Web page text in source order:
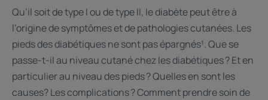
Qu’il soit de type I ou de type II, le diabète peut être à
l’origine de symptômes et de pathologies cutanées. Les
pieds des diabétiques ne sont pas épargnés¹. Que se
passe-t-il au niveau cutané chez les diabétiques ? Et en
particulier au niveau des pieds ? Quelles en sont les
causes? Les complications ? Comment prendre soin de